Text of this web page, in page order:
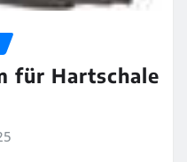
für Hartschale